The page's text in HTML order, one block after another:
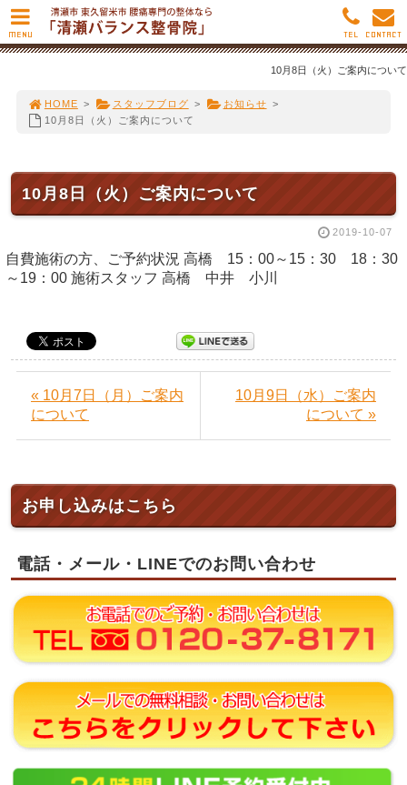
10月8日（火）ご案内について
HOME > スタッフブログ > お知らせ >
10月8日（火）ご案内について
10月8日（火）ご案内について
2019-10-07
自費施術の方、ご予約状況 高橋 15：00～15：30 18：30
～19：00 施術スタッフ 高橋 中井 小川
« 10月7日（月）ご案内
について
10月9日（水）ご案内
について »
お申し込みはこちら
電話・メール・LINEでのお問い合わせ
MENU CONTACT
TEL